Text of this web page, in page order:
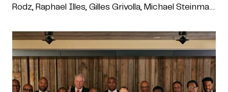
Rodz, Raphael Illes, Gilles Grivolla, Michael Steinman,
Van, Aurélien Regis Recous